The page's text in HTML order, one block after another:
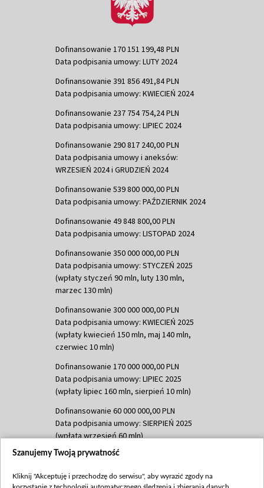
Dofinansowanie 170 151 199,48 PLN
Data podpisania umowy: LUTY 2024
Dofinansowanie 391 856 491,84 PLN
Data podpisania umowy: KWIECIEŃ 2024
Dofinansowanie 237 754 754,24 PLN
Data podpisania umowy: LIPIEC 2024
Dofinansowanie 290 817 240,00 PLN
Data podpisania umowy i aneksów:
WRZESIEŃ 2024 i GRUDZIEŃ 2024
Dofinansowanie 539 800 000,00 PLN
Data podpisania umowy: PAŹDZIERNIK 2024
Dofinansowanie 49 848 800,00 PLN
Data podpisania umowy: LISTOPAD 2024
Dofinansowanie 350 000 000,00 PLN
Data podpisania umowy: STYCZEŃ 2025
(wpłaty styczeń 90 mln, luty 130 mln,
marzec 130 mln)
Dofinansowanie 300 000 000,00 PLN
Data podpisania umowy: KWIECIEŃ 2025
(wpłaty kwiecień 150 mln, maj 140 mln,
czerwiec 10 mln)
Dofinansowanie 170 000 000,00 PLN
Data podpisania umowy: LIPIEC 2025
(wpłaty lipiec 160 mln, sierpień 10 mln)
Dofinansowanie 60 000 000,00 PLN
Data podpisania umowy: SIERPIEŃ 2025
(wpłata wrzesień 60 mln)
Dofinansowanie 635 783 051,21 PLN
(wpłata wrzesień 100 mln, październik 350
Szanujemy Twoją prywatność
Kliknij "Akceptuję i przechodzę do serwisu", aby wyrazić zgody na